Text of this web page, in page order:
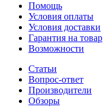
Помощь
Условия оплаты
Условия доставки
Гарантия на товар
Возможности
Статьи
Вопрос-ответ
Производители
Обзоры